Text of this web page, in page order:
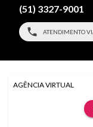
(51) 3327-9001
ATENDIMENTO
AGÊNCIA VIRTUAL